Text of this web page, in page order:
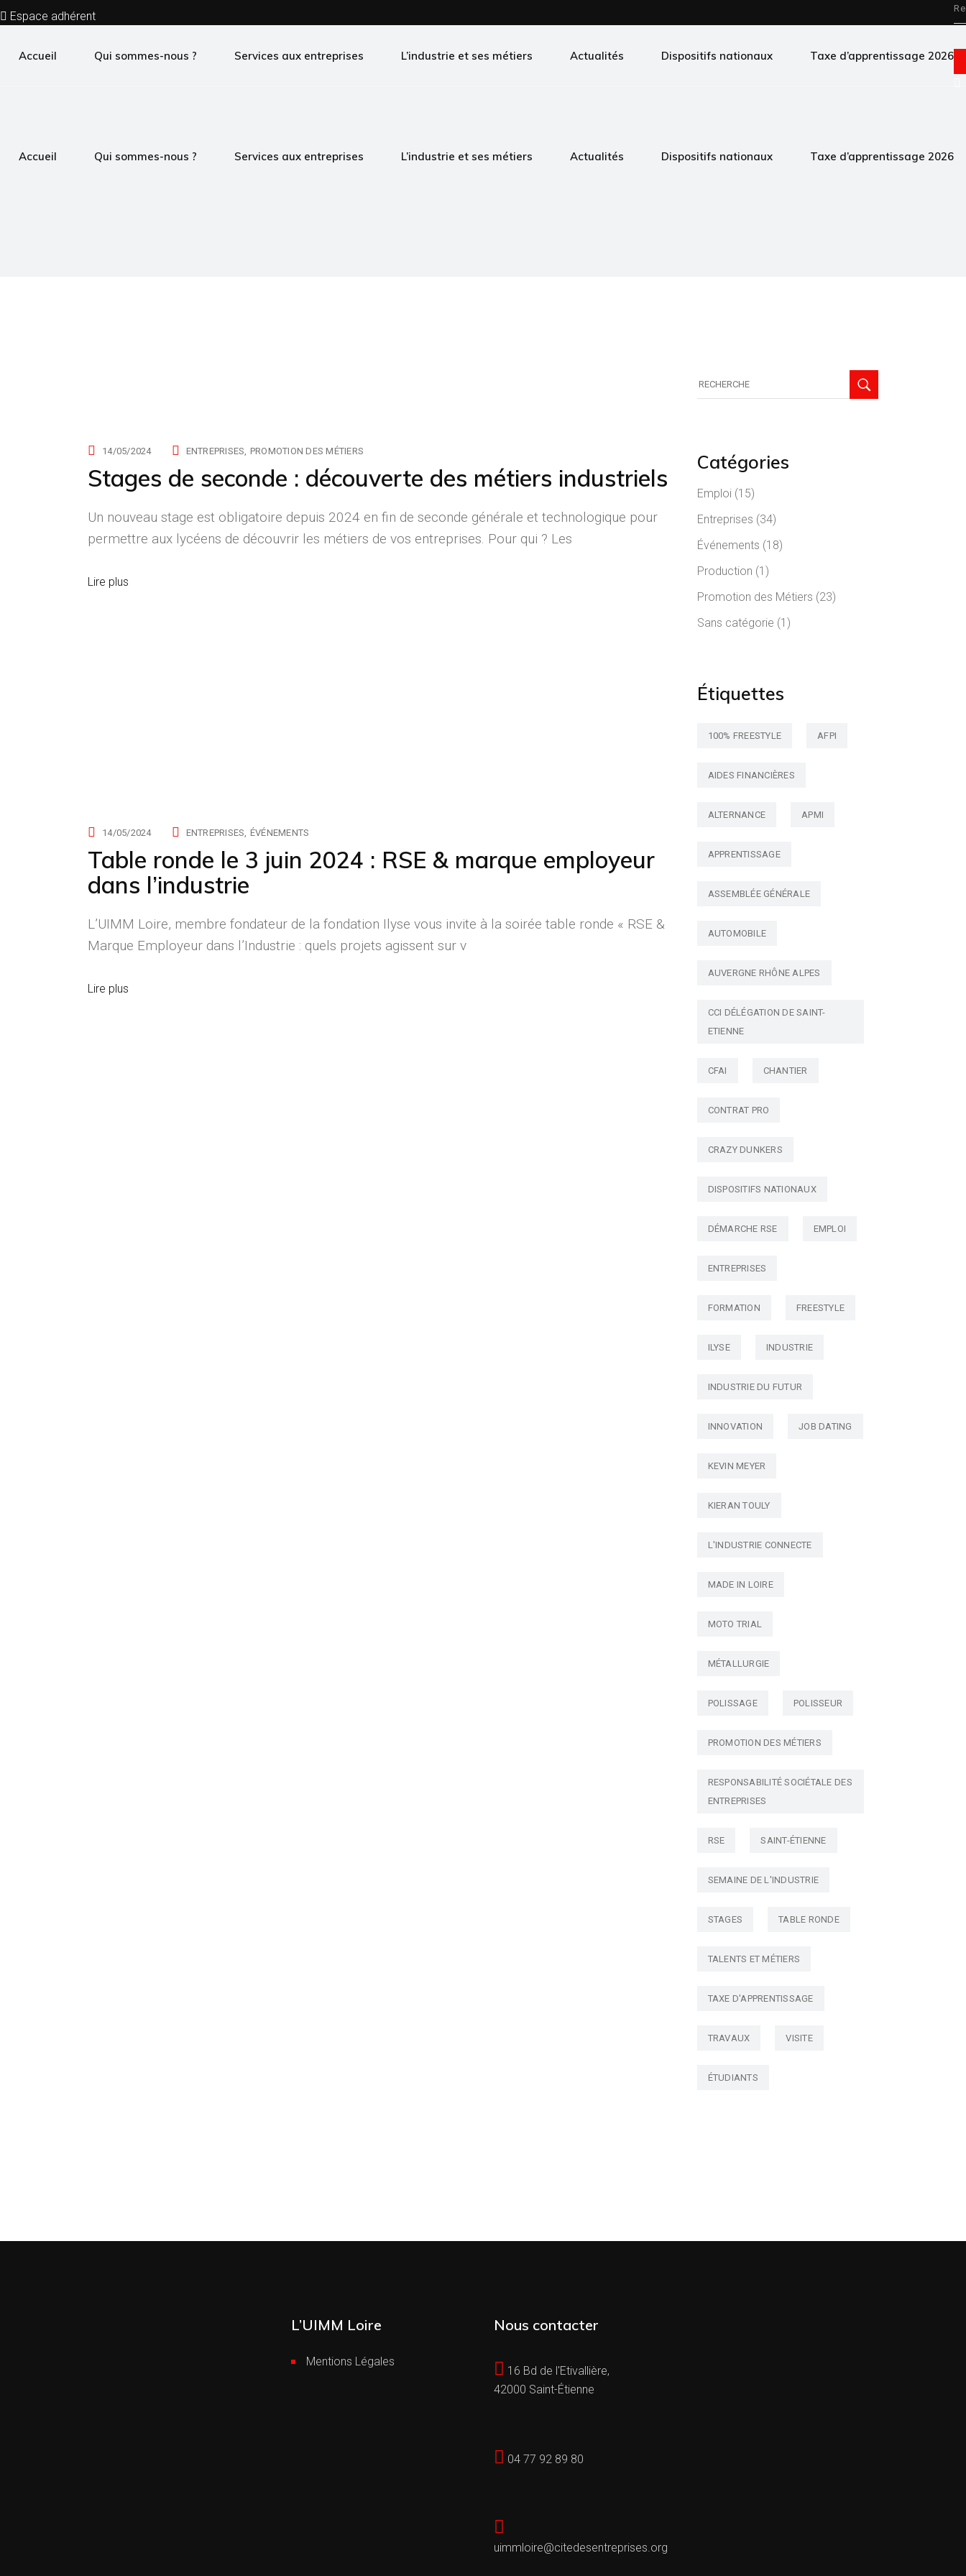
Espace adhérent
Contactez-nous
Accueil Qui sommes-nous ? Services aux entreprises L’industrie et ses métiers Actualités Dispositifs nationaux Taxe d’apprentissage 2026
Accueil Qui sommes-nous ? Services aux entreprises L’industrie et ses métiers Actualités Dispositifs nationaux Taxe d’apprentissage 2026
14/05/2024 ENTREPRISES PROMOTION DES MÉTIERS
Stages de seconde : découverte des métiers industriels
Un nouveau stage est obligatoire depuis 2024 en fin de seconde générale et technologique pour
permettre aux lycéens de découvrir les métiers de vos entreprises. Pour qui ? Les
Lire plus
14/05/2024 ENTREPRISES ÉVÉNEMENTS
Table ronde le 3 juin 2024 : RSE & marque employeur
dans l’industrie
L’UIMM Loire, membre fondateur de la fondation Ilyse vous invite à la soirée table ronde « RSE &
Marque Employeur dans l’Industrie : quels projets agissent sur v
Lire plus
de:
Catégories
Emploi(15)
Entreprises (34)
Événements (18)
Production (1)
Promotion des Métiers (23)
Sans catégorie (1)
Étiquettes
100% FREESTYLE AFPI
AIDES FINANCIÈRES
ALTERNANCE APMI
APPRENTISSAGE
ASSEMBLÉE GÉNÉRALE
AUTOMOBILE
AUVERGNE RHÔNE ALPES
CCI DÉLÉGATION DE SAINT-
ETIENNE
CFAI CHANTIER
CONTRAT PRO
CRAZY DUNKERS
DISPOSITIFS NATIONAUX
DÉMARCHE RSE EMPLOI
ENTREPRISES
FORMATION FREESTYLE
ILYSE INDUSTRIE
INDUSTRIE DU FUTUR
INNOVATION JOB DATING
KEVIN MEYER
KIERAN TOULY
L'INDUSTRIE CONNECTE
MADE IN LOIRE
MOTO TRIAL
MÉTALLURGIE
POLISSAGE POLISSEUR
PROMOTION DES MÉTIERS
RESPONSABILITÉ SOCIÉTALE DES
ENTREPRISES
RSE SAINT-ÉTIENNE
SEMAINE DE L'INDUSTRIE
STAGES TABLE RONDE
TALENTS ET MÉTIERS
TAXE D'APPRENTISSAGE
TRAVAUX VISITE
ÉTUDIANTS
L’UIMM Loire
Mentions Légales
Nous contacter
16 Bd de l'Etivallière,
42000 Saint-Étienne
04 77 92 89 80
uimmloire@citedesentreprises.org